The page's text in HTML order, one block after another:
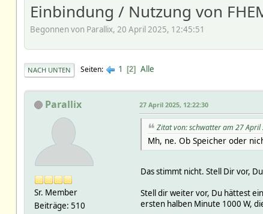
Einbindung / Nutzung von
Begonnen von Parallix, 20 April 2025, 12:45:51
NACH UNTEN Seiten 1 2 Alle
Parallix
Sr. Member
Beiträge: 510
27 April 2025, 12:22:30
Zitat von: schwatter am 27 April
Mh, ne. Ob Speicher oder
Das stimmt nicht. Stell Dir vor,
Stell dir weiter vor, Du hättest
ersten halben Minute 1000 W,